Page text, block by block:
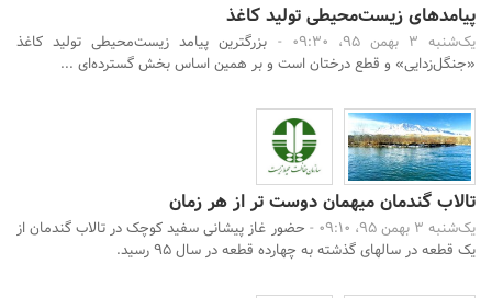
پیامدهای زیست‌محیطی تولید کاغذ
یک‌شنبه 3 بهمن 95، 09:30 -
بزرگترین پیامد زیست‌محیطی تولید کاغذ
«جنگل‌زدایی» و قطع درختان است و بر همین اساس بخش گسترده‌ای ...
تالاب گندمان میهمان‌ دوست تر از هر زمان
یک‌شنبه 3 بهمن 95، 09:10 -
حضور غاز پیشانی سفید کوچک در تالاب گندمان از
یک قطعه در سالهای گذشته به چهارده قطعه در سال 95 رسید.